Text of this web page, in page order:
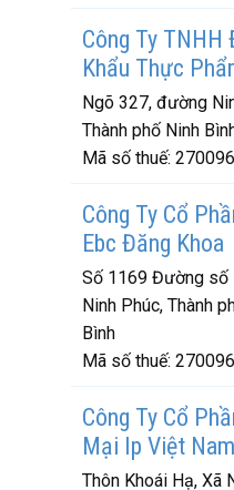
Công Ty
Khẩu Thực
Ngõ 327, đường
Thành phố Ninh
Mã số thuế:
Công Ty Cổ
Ebc Đăng Khoa
Số 1169 Đường số
Ninh Phúc, Thành
Bình
Mã số thuế:
Công Ty Cổ
Mại Ip Việt Nam
Thôn Khoái Hạ, Xã